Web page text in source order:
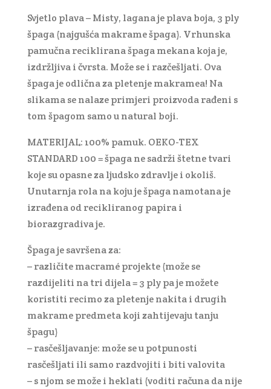
Svjetlo plava – Misty, lagana je plava boja, 3 ply
špaga (najgušća makrame špaga). Vrhunska
pamučna reciklirana špaga mekana koja je,
izdržljiva i čvrsta. Može se i razčešljati. Ova
špaga je odlična za pletenje makramea! Na
slikama se nalaze primjeri proizvoda rađeni s
tom špagom samo u natural boji.
MATERIJAL: 100% pamuk. OEKO-TEX
STANDARD 100 = špaga ne sadrži štetne tvari
koje su opasne za ljudsko zdravlje i okoliš.
Unutarnja rola na koju je špaga namotana je
izrađena od recikliranog papira i
biorazgradiva je.
Špaga je savršena za:
– različite macramé projekte (može se
razdijeliti na tri dijela = 3 ply pa je možete
koristiti recimo za pletenje nakita i drugih
makrame predmeta koji zahtijevaju tanju
špagu)
– rasčešljavanje: može se u potpunosti
rasčešljati ili samo razdvojiti i biti valovita
– s njom se može i heklati (voditi računa da nije